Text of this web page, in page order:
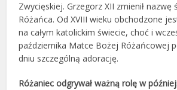
Zwycięskiej. Grzegorz XII zmienił nazwę
Różańca. Od XVIII wieku obchodzone
na całym katolickim świecie, choć i
października Matce Bożej Różańcowej
dniu szczególną adorację.
Różaniec odgrywał ważną rolę w